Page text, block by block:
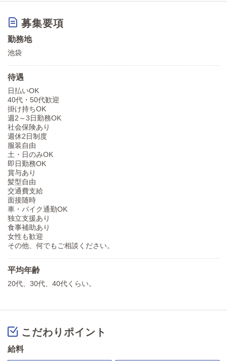
募集要項
勤務地
池袋
待遇
日払いOK
40代・50代歓迎
掛け持ちOK
週2～3日勤務OK
社会保険あり
週休2日制度
服装自由
土・日のみOK
即日勤務OK
賞与あり
髪型自由
交通費支給
面接随時
車・バイク通勤OK
独立支援あり
食事補助あり
女性も歓迎
その他、何でもご相談ください。
平均年齢
20代、30代、40代くらい。
こだわりポイント
給料